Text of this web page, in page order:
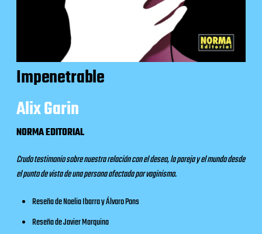
Impenetrable
Alix Garin
NORMA EDITORIAL
Crudo testimonio sobre nuestra relación con el deseo, la pareja y el mundo desde
el punto de vista de una persona afectada por vaginismo.
Reseñade Noelia Ibarra y Álvaro Pons
Reseñade Javier Marquina